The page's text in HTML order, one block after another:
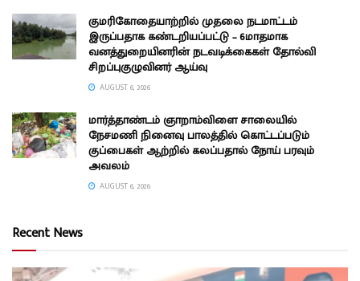
குமரிகோதையாற்றில் முதலை நடமாட்டம்
இருப்பதாக கண்டறியப்பட்டு – 6மாதமாக
வனத்துறையினரின் நடவடிக்கைகள் தோல்வி
சிறப்புகுழுவினர் ஆய்வு
AUGUST 6, 2026
மார்த்தாண்டம் ஞாறாம்விளை சாலையில்
நேசமணி நினைவு பாலத்தில் கொட்டப்படும்
குப்பைகள் ஆற்றில் கலப்பதால் நோய் பரவும்
அவலம்
AUGUST 6, 2026
Recent News